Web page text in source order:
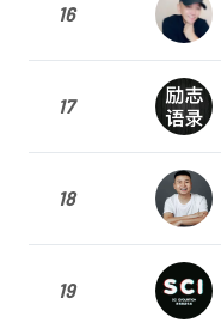
16
17
18
19